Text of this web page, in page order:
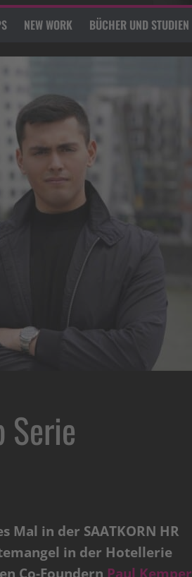
NEW WORK BÜCHER UND STUDIEN
Serie
Mal in der SAATKORN HR
in der Hotellerie